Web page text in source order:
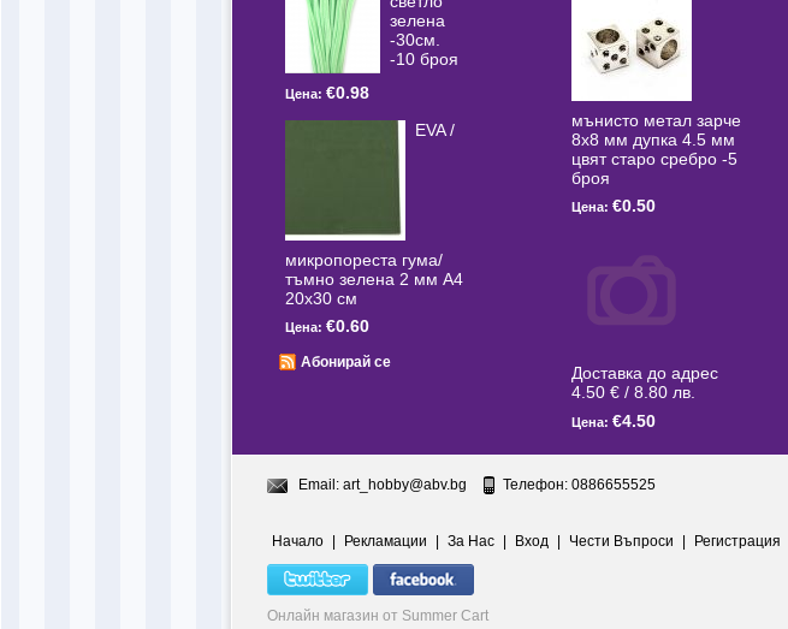
зелена
-30см.
-10 броя
Цена: €0.98
EVA /
микропореста гума/
тъмно зелена 2 мм А4
20x30 см
Цена: €0.60
Абонирай се
мънисто метал зарче
8x8 мм дупка 4.5 мм
цвят старо сребро -5
броя
Цена: €0.50
Доставка до адрес
4.50 € / 8.80 лв.
Цена: €4.50
Email: art_hobby@abv.bg Телефон: 0886655525
Начало | Рекламации | За Нас | Вход | Чести Въпроси | Регистрация
Онлайн магазин от Summer Cart